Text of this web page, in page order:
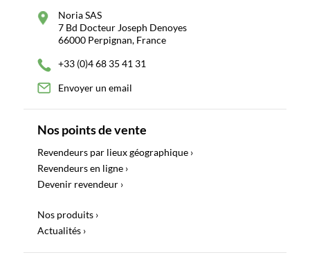
Noria SAS
7 Bd Docteur Joseph Denoyes
66000 Perpignan, France
+33 (0)4 68 35 41 31
Envoyer un email
Nos points de vente
Revendeurs par lieux géographique ›
Revendeurs en ligne ›
Devenir revendeur ›
Nos produits ›
Actualités ›